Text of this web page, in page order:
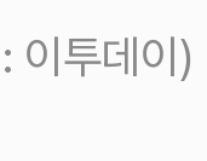
이투데